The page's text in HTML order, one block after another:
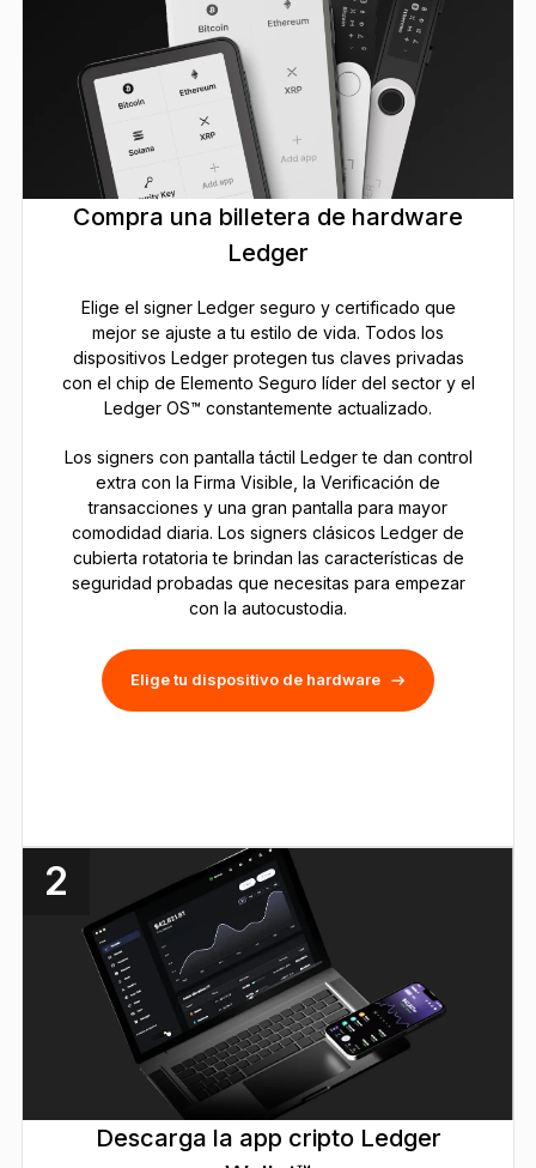
Compra una billetera de hardware
Ledger
Elige el signer Ledger seguro y certificado que
mejor se ajuste a tu estilo de vida. Todos los
dispositivos Ledger protegen tus claves privadas
con el chip de Elemento Seguro líder del sector y el
Ledger OS™ constantemente actualizado.
Los signers con pantalla táctil Ledger te dan control
extra con la Firma Visible, la Verificación de
transacciones y una gran pantalla para mayor
comodidad diaria. Los signers clásicos Ledger de
cubierta rotatoria te brindan las características de
seguridad probadas que necesitas para empezar
con la autocustodia.
Elige tu dispositivo de hardware
2
Descarga la app cripto Ledger